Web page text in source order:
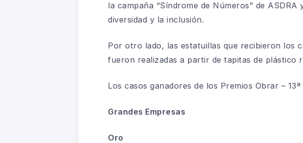
la campaña “Síndrome de Números” de ASDRA
diversidad y la inclusión.
Por otro lado, las estatuillas que recibieron los
fueron realizadas a partir de tapitas de plástico
Los casos ganadores de los Premios Obrar –
Grandes Empresas
Oro